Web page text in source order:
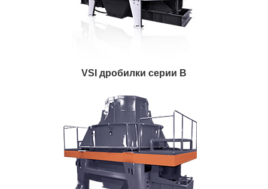
VSI дробилки серии B